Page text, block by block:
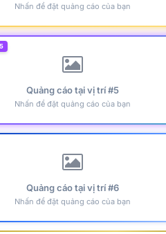
Nhấn để đặt quảng cáo của bạn
Quảng cáo tại vị trí #5
Nhấn để đặt quảng cáo của bạn
Quảng cáo tại vị trí #6
Nhấn để đặt quảng cáo của bạn